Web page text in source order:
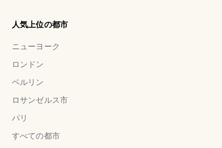
人気上位の都市
ニューヨーク
ロンドン
ベルリン
ロサンゼルス市
パリ
すべての都市